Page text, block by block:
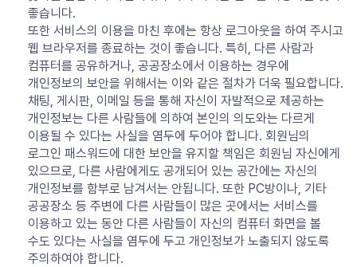
좋습니다.
또한 서비스의 이용을 마친 후에는 항상 로그아웃을 하여 주시고
웹 브라우저를 종료하는 것이 좋습니다. 특히, 다른 사람과
컴퓨터를 공유하거나, 공공장소에서 이용하는 경우에
개인정보의 보안을 위해서는 이와 같은 절차가 더욱 필요합니다.
채팅, 게시판, 이메일 등을 통해 자신이 자발적으로 제공하는
개인정보는 다른 사람들에 의하여 본인의 의도와는 다르게
이용될 수 있다는 사실을 염두에 두어야 합니다. 회원님의
로그인 패스워드에 대한 보안을 유지할 책임은 회원님 자신에게
있으므로, 다른 사람에게도 공개되어 있는 공간에는 자신의
개인정보를 함부로 남겨서는 안됩니다. 또한 PC방이나, 기타
공공장소 등 주변에 다른 사람들이 많은 곳에서는 서비스를
이용하고 있는 동안 다른 사람들이 자신의 컴퓨터 화면을 볼
수도 있다는 사실을 염두에 두고 개인정보가 노출되지 않도록
주의하여야 합니다.